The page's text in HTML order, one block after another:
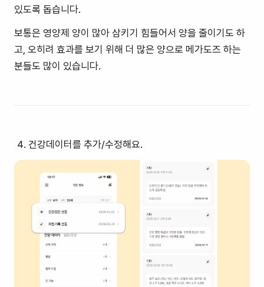
있도록 돕습니다.
보통은 영양제 양이 많아 삼키기 힘들어서 양을 줄이기도 하
고, 오히려 효과를 보기 위해 더 많은 양으로 메가도즈 하는
분들도 많이 있습니다.
건강데이터를 추가/수정해요.